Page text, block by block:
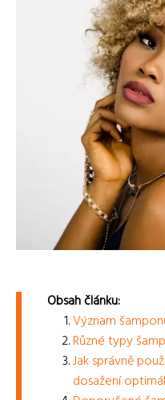
Obsah článku:
Význam
Různé typy
Jak správně
dosažení